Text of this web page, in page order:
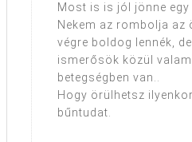
Most is is jól jönne egy
Nekem az rombolja az
végre boldog lennék,
ismerősök közül
betegségben van..
Hogy örülhetsz
bűntudat.